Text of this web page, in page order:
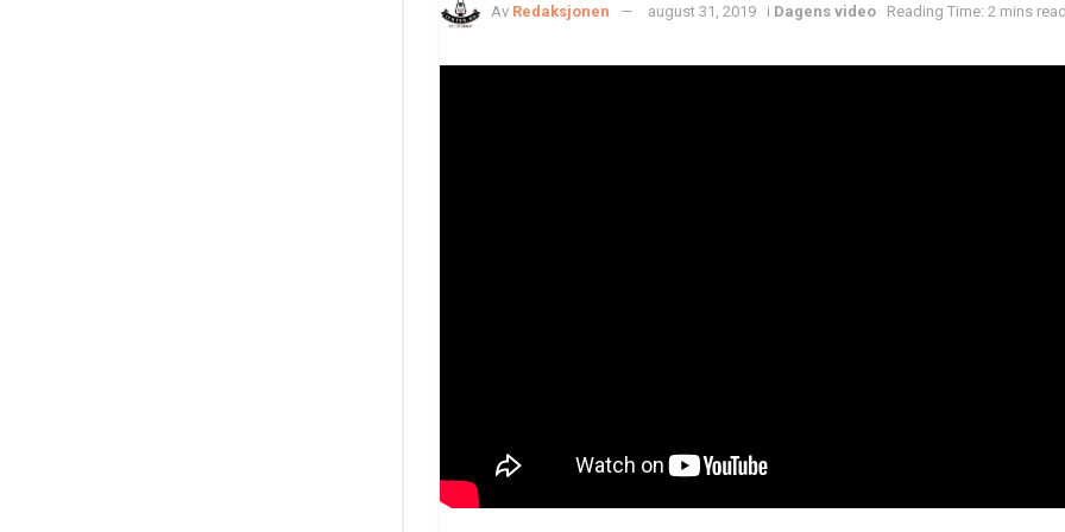
Av Redaksjonen august 31, 2019 i Dagens video Reading Time: 2 mins